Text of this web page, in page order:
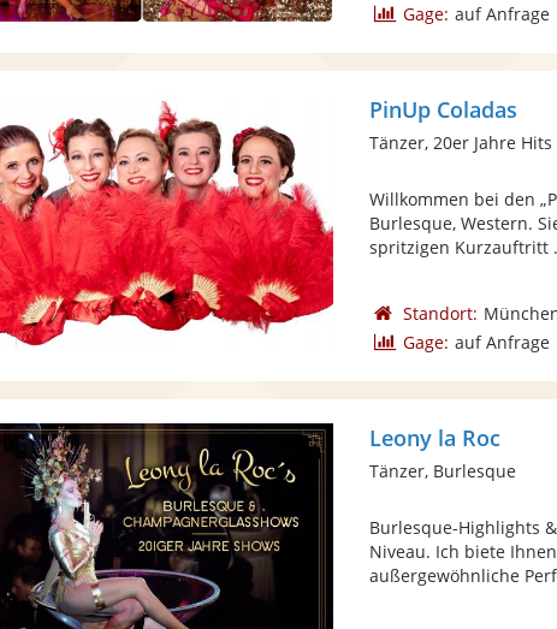
Gage: auf Anfrage
PinUp Coladas
Tänzer, 20er Jahre Hits
Willkommen bei den
Burlesque, Western.
spritzigen Kurzauftritt
Standort:
Gage: auf Anfrage
Leony la Roc
Tänzer, Burlesque
Burlesque-Highlights
Niveau. Ich biete
außergewöhnliche